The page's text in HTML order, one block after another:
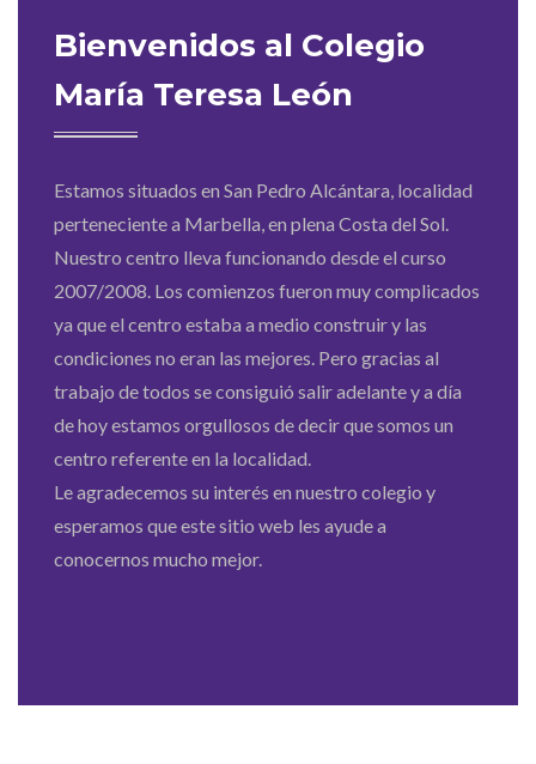
Bienvenidos al Colegio
María Teresa León
Estamos situados en San Pedro Alcántara, localidad
perteneciente a Marbella, en plena Costa del Sol.
Nuestro centro lleva funcionando desde el curso
2007/2008. Los comienzos fueron muy complicados
ya que el centro estaba a medio construir y las
condiciones no eran las mejores. Pero gracias al
trabajo de todos se consiguió salir adelante y a día
de hoy estamos orgullosos de decir que somos un
centro referente en la localidad.
Le agradecemos su interés en nuestro colegio y
esperamos que este sitio web les ayude a
conocernos mucho mejor.